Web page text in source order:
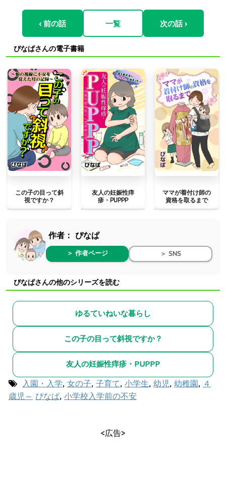
‹ 前の話 一覧 次の話 ›
ぴなぱさんの電子書籍
この子の目って斜
視ですか？
友人の妊娠性痒
疹・PUPPP
ママが着付け師の
資格を取るまで
作者： ぴなぱ
＞ 作者ページ ＞ SNS
ぴなぱさんの他のシリーズを読む
ゆるていねいな暮らし
この子の目って斜視ですか？
友人の妊娠性痒疹・PUPPP
入園・入学, 女の子, 子育て, 小学生, 幼児, 幼稚園, ４
歳児～ ぴなぱ, 小学校入学前の不安
<広告>